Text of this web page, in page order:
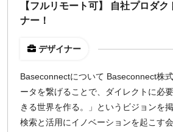
人事
顧問・講師
カスタマーサクセス
その他
閉じる
【フルリモート可】 自社プロダ
ナー！
デザイナー
Baseconnectについて Baseconnect株
ータを繋げることで、ダイレクトに必
きる世界を作る。」というビジョンを
検索と活用にイノベーションを起こす